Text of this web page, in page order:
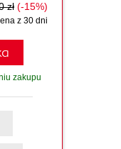
zł (-15%)
z 30 dni
zakupu